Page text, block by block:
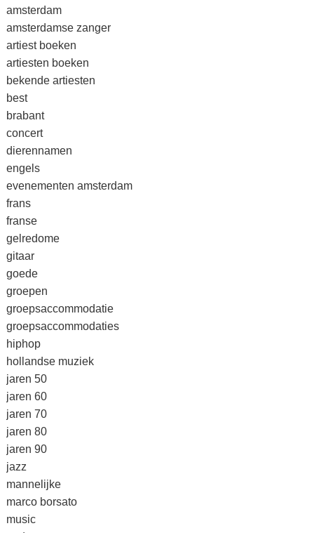
amsterdam
amsterdamse zanger
artiest boeken
artiesten boeken
bekende artiesten
best
brabant
concert
dierennamen
engels
evenementen amsterdam
frans
franse
gelredome
gitaar
goede
groepen
groepsaccommodatie
groepsaccommodaties
hiphop
hollandse muziek
jaren 50
jaren 60
jaren 70
jaren 80
jaren 90
jazz
mannelijke
marco borsato
music